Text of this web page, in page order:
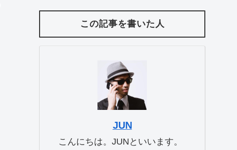
この記事を書いた人
JUN
こんにちは。JUNといいます。